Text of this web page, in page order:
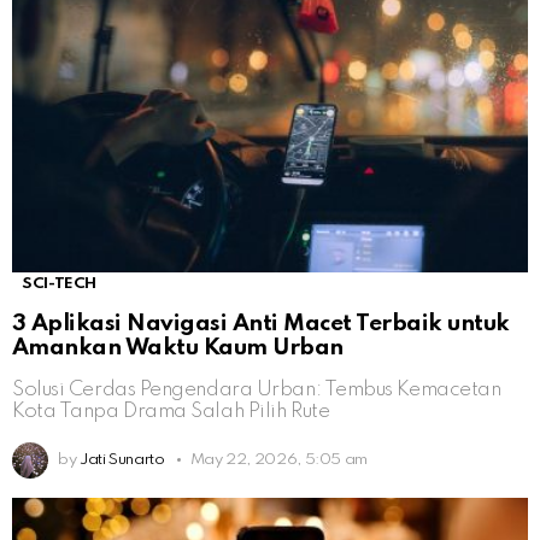
SCI-TECH
3 Aplikasi Navigasi Anti Macet Terbaik untuk
Amankan Waktu Kaum Urban
Solusi Cerdas Pengendara Urban: Tembus Kemacetan
Kota Tanpa Drama Salah Pilih Rute
by Jati Sunarto May 22, 2026, 5:05 am